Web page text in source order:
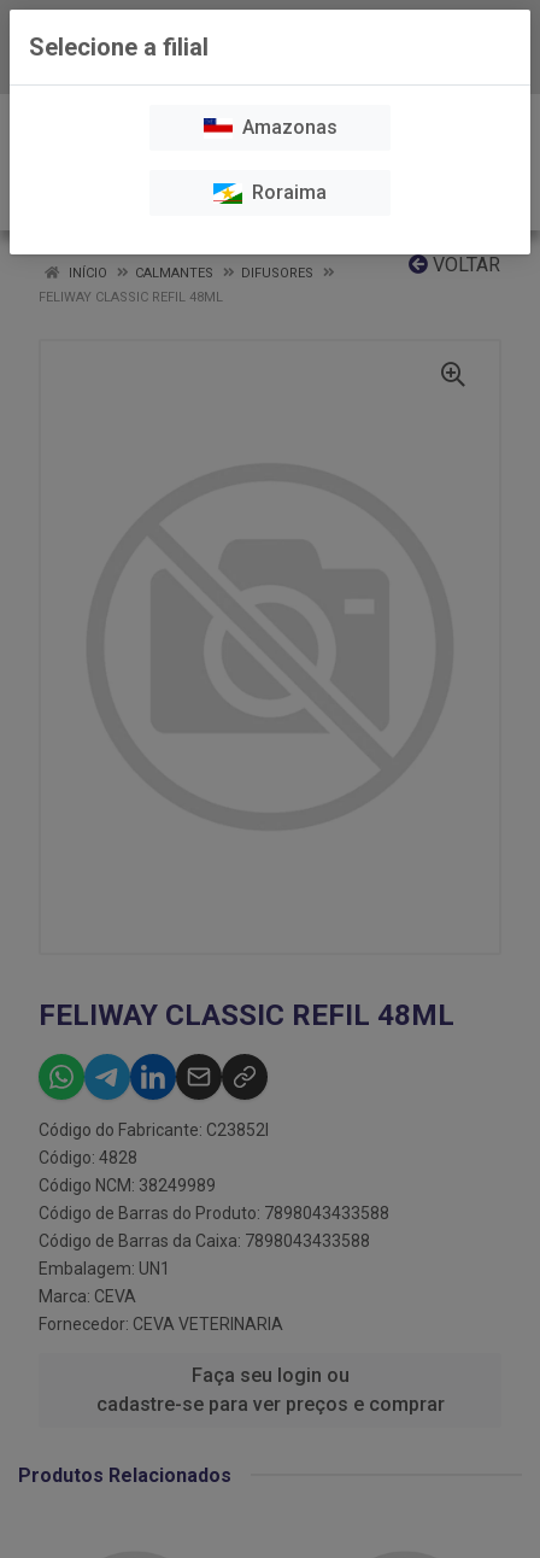
VOLTAR
INÍCIO CALMANTES
DIFUSORES
FELIWAY CLASSIC REFIL 48ML
FELIWAY CLASSIC REFIL 48ML
Código do Fabricante: C23852I
Código: 4828
Código NCM: 38249989
Código de Barras do Produto: 7898043433588
Código de Barras da Caixa: 7898043433588
Embalagem: UN1
Marca: CEVA
Fornecedor: CEVA VETERINARIA
Faça seu login ou
cadastre-se para ver preços e comprar
Produtos Relacionados
Selecione a filial
Amazonas
Roraima